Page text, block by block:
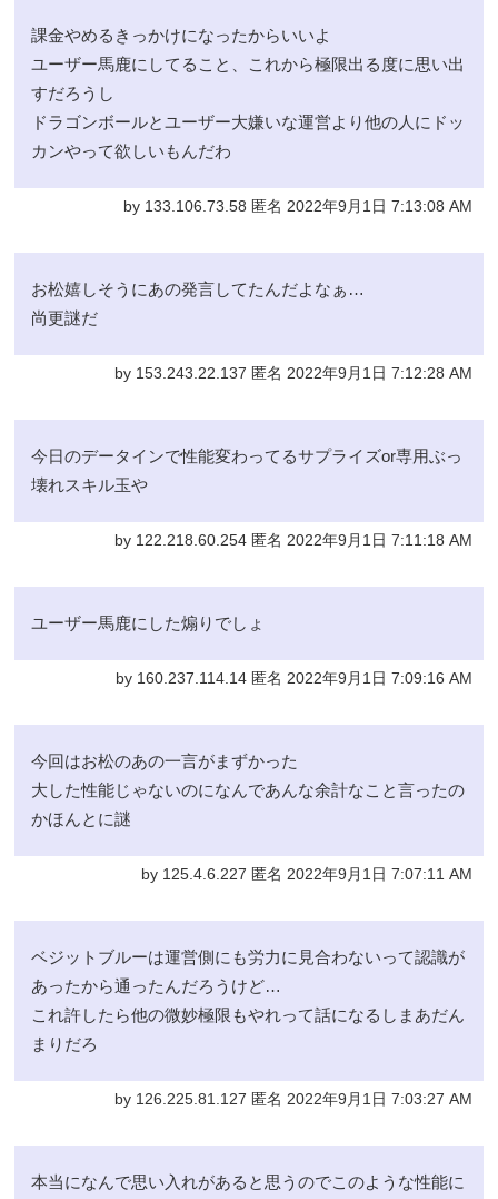
課金やめるきっかけになったからいいよ
ユーザー馬鹿にしてること、これから極限出る度に思い出
すだろうし
ドラゴンボールとユーザー大嫌いな運営より他の人にドッ
カンやって欲しいもんだわ
by 133.106.73.58 匿名 2022年9月1日 7:13:08 AM
お松嬉しそうにあの発言してたんだよなぁ…
尚更謎だ
by 153.243.22.137 匿名 2022年9月1日 7:12:28 AM
今日のデータインで性能変わってるサプライズor専用ぶっ
壊れスキル玉や
by 122.218.60.254 匿名 2022年9月1日 7:11:18 AM
ユーザー馬鹿にした煽りでしょ
by 160.237.114.14 匿名 2022年9月1日 7:09:16 AM
今回はお松のあの一言がまずかった
大した性能じゃないのになんであんな余計なこと言ったの
かほんとに謎
by 125.4.6.227 匿名 2022年9月1日 7:07:11 AM
ベジットブルーは運営側にも労力に見合わないって認識が
あったから通ったんだろうけど…
これ許したら他の微妙極限もやれって話になるしまあだん
まりだろ
by 126.225.81.127 匿名 2022年9月1日 7:03:27 AM
本当になんで思い入れがあると思うのでこのような性能に